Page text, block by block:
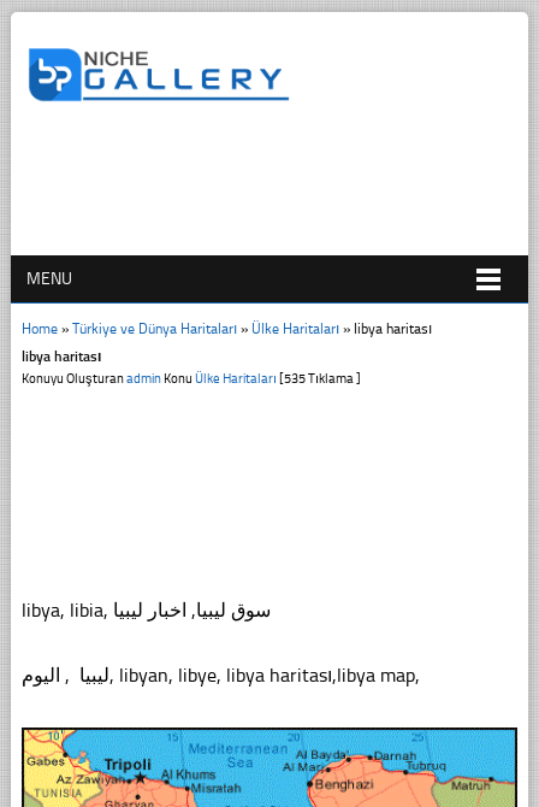
MENU
Home» Türkiye ve Dünya Haritaları» Ülke Haritaları» libya haritası
libya haritası
Konuyu OluşturanadminKonu Ülke Haritaları [535 Tıklama ]
libya, libia, سوق ليبيا, اخبار ليبيا
ليبيا , اليوم, libyan, libye, libya haritası,libya map,